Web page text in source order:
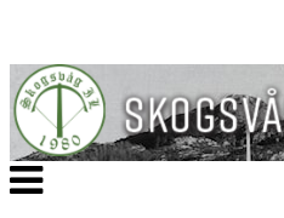
Veksle
navigasjon